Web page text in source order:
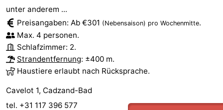
unter anderem ...
Preisangaben: Ab €301 (Nebensaison) pro Wochenmitte.
Max. 4 personen.
Schlafzimmer: 2.
Strandentfernung: ±400 m.
Haustiere erlaubt nach Rücksprache.
Cavelot 1, Cadzand-Bad
tel. +31 117 396 577